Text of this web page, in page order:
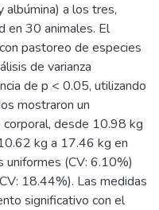
albúmina) a los tres,
en 30 animales. El
pastoreo de especies
de varianza
de p < 0.05, utilizando
mostraron un
desde 10.98 kg
kg a 17.46 kg en
uniformes (CV: 6.10%)
18.44%). Las medidas
significativo con el